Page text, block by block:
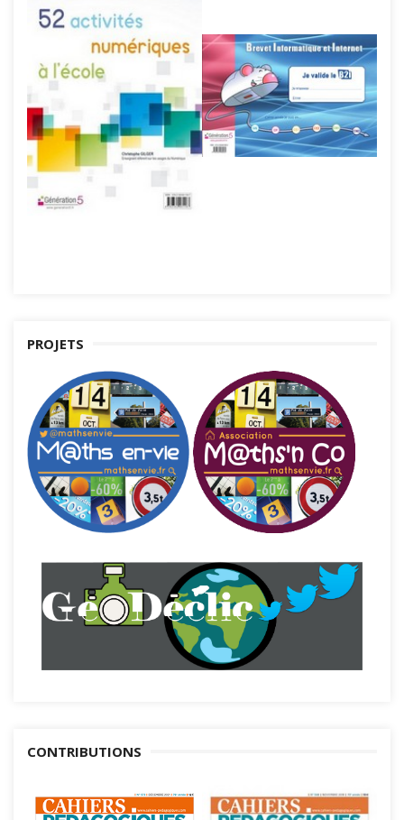
PROJETS
CONTRIBUTIONS